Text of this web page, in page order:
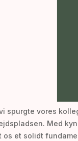
spurgte vores
Med
et solidt